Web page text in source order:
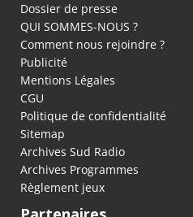
Dossier de presse
QUI SOMMES-NOUS ?
Comment nous rejoindre ?
Publicité
Mentions Légales
CGU
Politique de confidentialité
Sitemap
Archives Sud Radio
Archives Programmes
Règlement jeux